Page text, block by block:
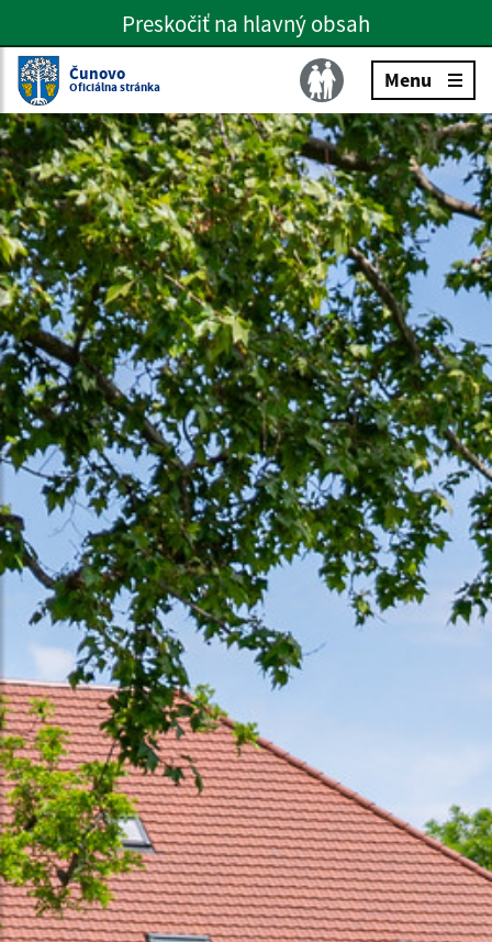
Preskočiť na hlavné menu
Preskočiť na hlavný obsah
Slovenčina
Čunovo
Oficiálna stránka Menu